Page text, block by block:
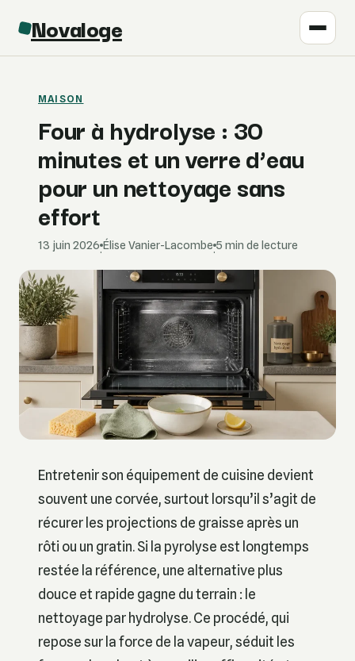
Novaloge
MAISON
Four à hydrolyse : 30
minutes et un verre d’eau
pour un nettoyage sans
effort
13 juin 2026
·
Élise Vanier-Lacombe
·
5 min de lecture
Entretenir son équipement de cuisine devient
souvent une corvée, surtout lorsqu’il s’agit de
récurer les projections de graisse après un
rôti ou un gratin. Si la pyrolyse est longtemps
restée la référence, une alternative plus
douce et rapide gagne du terrain : le
nettoyage par hydrolyse. Ce procédé, qui
repose sur la force de la vapeur, séduit les